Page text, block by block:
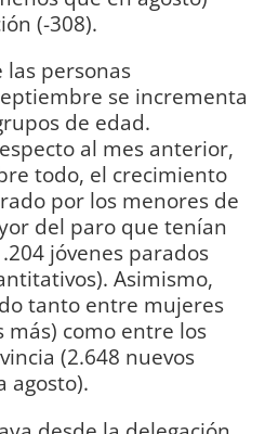
(-308).
personas
se incrementa
de edad.
al mes anterior,
todo, el crecimiento
por los menores de
del paro que tenían
jóvenes parados
Asimismo,
tanto entre mujeres
más) como entre los
(2.648 nuevos
agosto).